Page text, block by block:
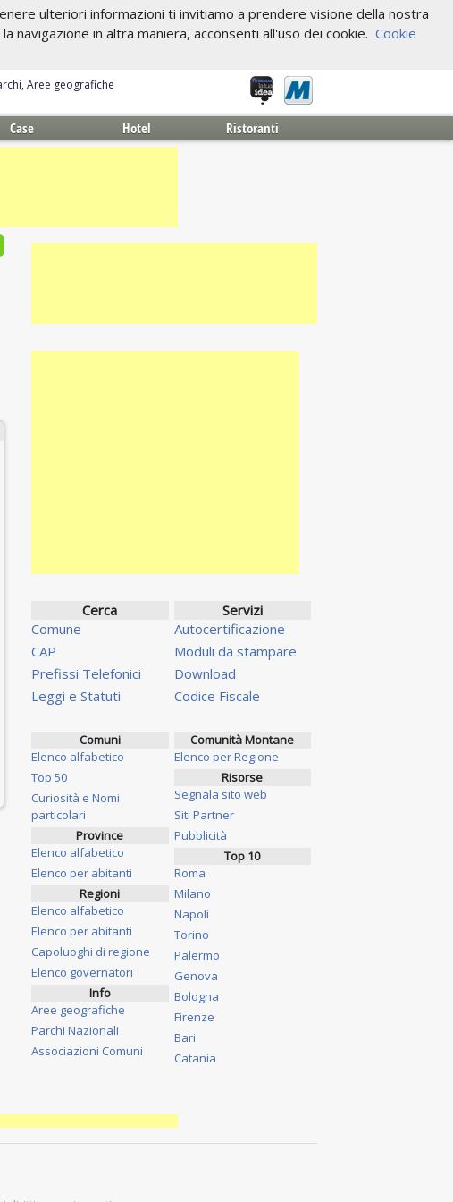
ulteriori informazioni ti invitiamo a prendere visione della nostra
navigazione in altra maniera, acconsenti all'uso dei cookie. Cookie
Aree geografiche
Case Hotel Ristoranti
Cerca
Comune
CAP
Prefissi Telefonici
Leggi e Statuti
Servizi
Autocertificazione
Moduli da stampare
Download
Codice Fiscale
Comuni
Elenco alfabetico
Top 50
Curiosità e Nomi
particolari
Province
Elenco alfabetico
Elenco per abitanti
Regioni
Elenco alfabetico
Elenco per abitanti
Capoluoghi di regione
Elenco governatori
Info
Aree geografiche
Parchi Nazionali
Associazioni Comuni
Comunità Montane
Elenco per Regione
Risorse
Segnala sito web
Siti Partner
Pubblicità
Top 10
Roma
Milano
Napoli
Torino
Palermo
Genova
Bologna
Firenze
Bari
Catania